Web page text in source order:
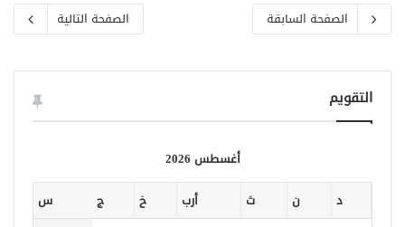
الصفحة السابقة الصفحة التالية
التقويم
أغسطس 2026
د
ن ث أرب خ ج
س